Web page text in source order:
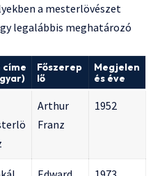
a mesterlövészet
legalábbis meghatározó
címe
Főszerep
lő
Megjelen
és éve
Arthur
Franz
1952